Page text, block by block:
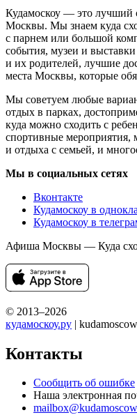
Кудамоскоу — это лучший
Москвы. Мы знаем куда
с парнем или большой
события, музеи и
и их родителей, лучшие
места Москвы, которые
Мы советуем любые
отдых в парках,
куда можно сходить с
спортивные мероприятия,
и отдыха с семьей, и
Мы в социальных сетях
Вконтакте
Кудамоскоу в
Кудамоскоу в
Афиша Москвы — Куда
© 2013–2026
кудамоскоу.ру |
Контакты
Сообщить об ошибке
Наша электронная